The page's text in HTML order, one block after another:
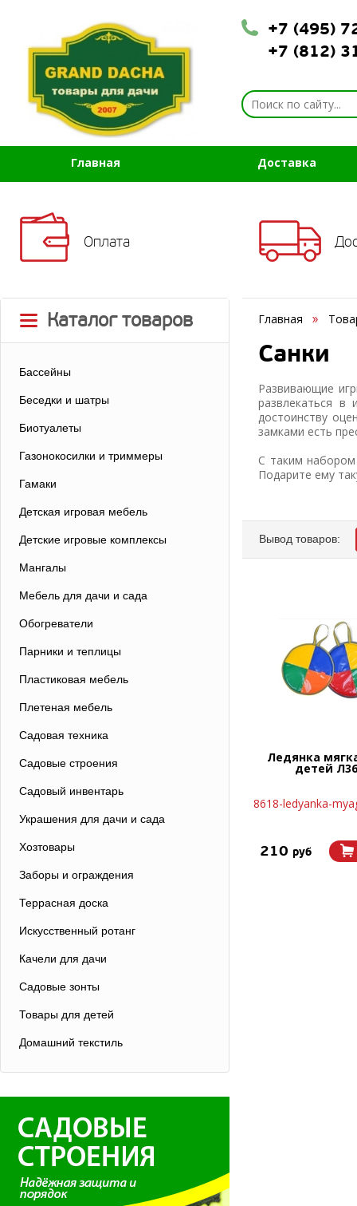
+7 (495)
+7 (812)
Главная Доставка
Оплата
Каталог товаров
Бассейны
Беседки и шатры
Биотуалеты
Газонокосилки и триммеры
Гамаки
Детская игровая мебель
Детские игровые комплексы
Мангалы
Мебель для дачи и сада
Обогреватели
Парники и теплицы
Пластиковая мебель
Плетеная мебель
Садовая техника
Садовые строения
Садовый инвентарь
Украшения для дачи и сада
Хозтовары
Заборы и ограждения
Террасная доска
Искусственный ротанг
Качели для дачи
Садовые зонты
Товары для детей
Домашний текстиль
Главная
Санки
Развивающие
развлекаться
достоинству
замками есть
С таким
Подарите ему
Вывод товаров:
Ледянка
детей
8618-ledyanka-
210 руб